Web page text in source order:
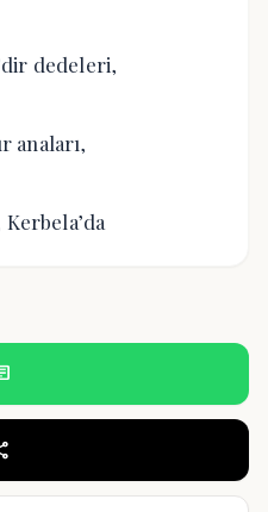
dedeleri,
anaları,